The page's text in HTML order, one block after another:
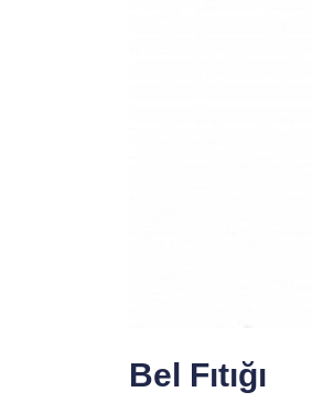
Bel Fıtığı